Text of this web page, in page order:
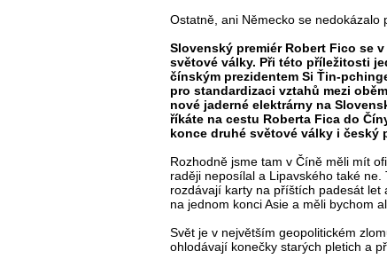
Ostatně, ani Německo se nedokázalo
Slovenský premiér Robert Fico se
světové války. Při této příležitosti
čínským prezidentem Si Ťin-
pro standardizaci vztahů mezi
nové jaderné elektrárny na
říkáte na cestu Roberta Fica do
konce druhé světové války i český
Rozhodně jsme tam v Číně měli mít
raději neposílal a Lipavského také
rozdávají karty na příštích padesát let
na jednom konci Asie a měli bychom
Svět je v největším geopolitickém
ohlodávají konečky starých pletich a